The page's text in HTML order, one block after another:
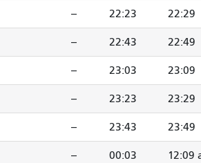
-- 22:23 22:29
-- 22:43 22:49
-- 23:03 23:09
-- 23:23 23:29
-- 23:43 23:49
-- 00:03 12:09